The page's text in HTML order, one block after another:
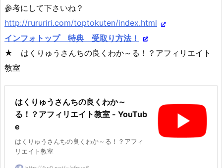
参考にして下さいね？
http://rururiri.com/toptokuten/index.html
インフォトップ 特典 受取り方法！
★ はくりゅうさんちの良くわか～る！？アフィリエイト
教室
はくりゅうさんちの良くわか～
る！？アフィリエイト教室 - YouTub
e
はくりゅうさんちの良くわか～る！？アフィ
リエイト教室